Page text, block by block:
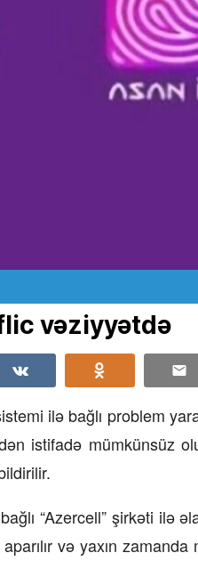
vəziyyətdə
ilə bağlı problem
istifadə mümkünsüz
“Azercell” şirkəti ilə
və yaxın
15 İyul 2026, 13:59